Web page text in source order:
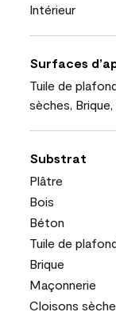
Intérieur
Surfaces
Tuile de
sèches,
Substrat
Plâtre
Bois
Béton
Tuile de
Brique
Maçonnerie
Cloisons